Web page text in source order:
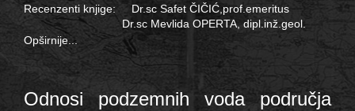
Recenzenti knjige: Dr.sc Safet ČIČIĆ,prof.emeritus
Dr.sc Mevlida OPERTA, dipl.inž.geol.
Opširnije...
Odnosi podzemnih voda područja